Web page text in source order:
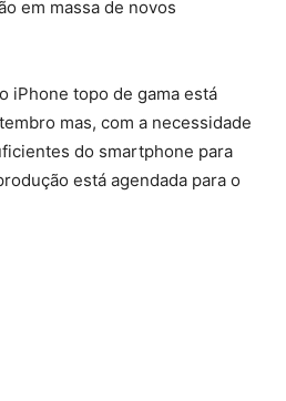
em massa de novos
iPhone topo de gama está
mas, com a necessidade
do smartphone para
está agendada para o